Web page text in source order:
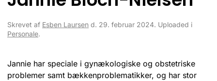
Skrevet af Esben Laursen d. 29. februar 2024. Uploaded i
Personale.
Jannie har speciale i gynækologiske og obstetriske
problemer samt bækkenproblematikker, og har stor